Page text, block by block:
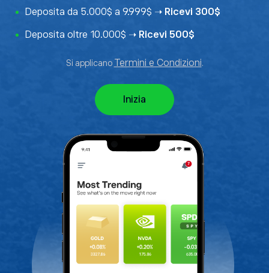
Deposita da 5.000$ a 9.999$ ➝ Ricevi 300$
Deposita oltre 10.000$ ➝ Ricevi 500$
Si applicano Termini e Condizioni.
Inizia